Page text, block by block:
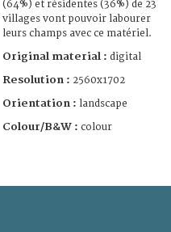
(64%) et résidentes (36%) de 23
villages vont pouvoir labourer
leurs champs avec ce matériel.
Original material : digital
Resolution : 2560x1702
Orientation : landscape
Colour/B&W : colour